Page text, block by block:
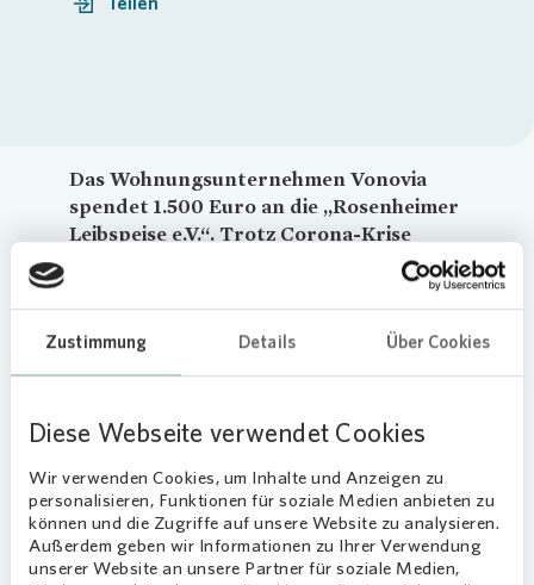
Zustimmung Details Über Cookies
Diese Webseite verwendet Cookies
Wir verwenden Cookies, um Inhalte und Anzeigen zu
personalisieren, Funktionen für soziale Medien anbieten zu
können und die Zugriffe auf unsere Website zu analysieren.
Außerdem geben wir Informationen zu Ihrer Verwendung
unserer Website an unsere Partner für soziale Medien,
Das Wohnungsunternehmen Vonovia
spendet 1.500 Euro an die „Rosenheimer
Leibspeise e.V.“. Trotz Corona-Krise
waren das Ehepaar Kaiser und ihre
ehrenamtlichen Helfer tagtäglich im
Einsatz, um bedürftige Menschen mit
Nahrungsmitteln und Produkten des
täglichen Bedarfs zu versorgen.
Rund 500 Pakete wurden wöchentlich durch die
Helfer der Rosenheimer Leibspeise e.v. verteilt.
Darüber hinaus wurden den Abholern der
Lebensmittelspenden auch der symbolische
Beitrag erlassen, der sonst die Finanzierung der
Nahrungsmittel unterstützt.